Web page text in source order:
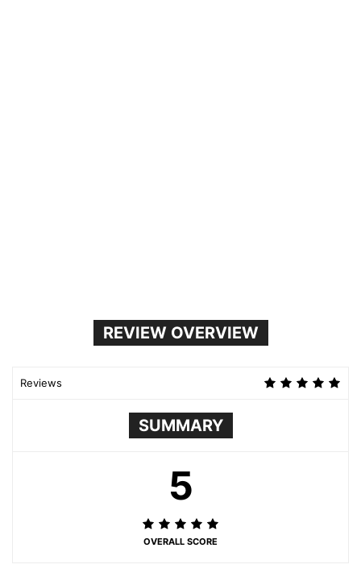
REVIEW OVERVIEW
Reviews
SUMMARY
5
OVERALL SCORE